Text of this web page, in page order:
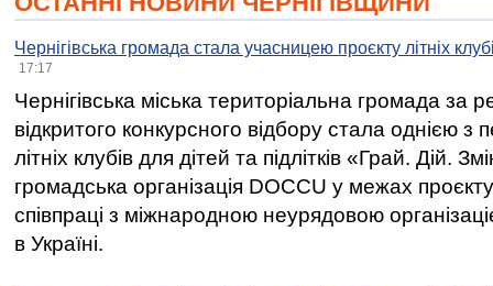
Чернігівська громада стала учасницею проєкту літніх
17:17
Чернігівська міська територіальна громада за
відкритого конкурсного відбору стала однією
літніх клубів для дітей та підлітків «Грай. Дій.
громадська організація DOCCU у межах
співпраці з міжнародною неурядовою
в Україні.